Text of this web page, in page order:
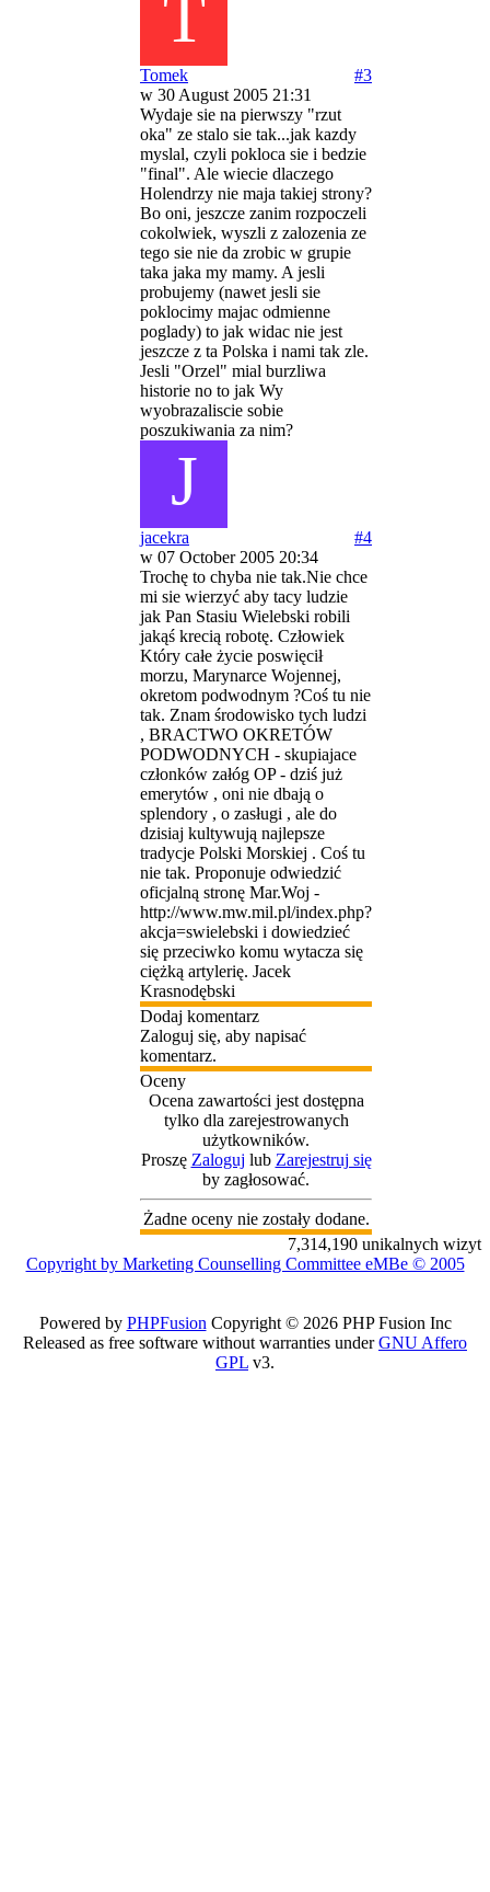
T
#3
Tomek
w 30 August 2005 21:31
Wydaje sie na pierwszy "rzut
oka" ze stalo sie tak...jak kazdy
myslal, czyli pokloca sie i bedzie
"final". Ale wiecie dlaczego
Holendrzy nie maja takiej strony?
Bo oni, jeszcze zanim rozpoczeli
cokolwiek, wyszli z zalozenia ze
tego sie nie da zrobic w grupie
taka jaka my mamy. A jesli
probujemy (nawet jesli sie
poklocimy majac odmienne
poglady) to jak widac nie jest
jeszcze z ta Polska i nami tak zle.
Jesli "Orzel" mial burzliwa
historie no to jak Wy
wyobrazaliscie sobie
poszukiwania za nim?
J
#4
jacekra
w 07 October 2005 20:34
Trochę to chyba nie tak.Nie chce
mi sie wierzyć aby tacy ludzie
jak Pan Stasiu Wielebski robili
jakąś krecią robotę. Człowiek
Który całe życie poswięcił
morzu, Marynarce Wojennej,
okretom podwodnym ?Coś tu nie
tak. Znam środowisko tych ludzi
, BRACTWO OKRETÓW
PODWODNYCH - skupiajace
członków załóg OP - dziś już
emerytów , oni nie dbają o
splendory , o zasługi , ale do
dzisiaj kultywują najlepsze
tradycje Polski Morskiej . Coś tu
nie tak. Proponuje odwiedzić
oficjalną stronę Mar.Woj -
http://www.mw.mil.pl/index.php?
akcja=swielebski i dowiedzieć
się przeciwko komu wytacza się
ciężką artylerię. Jacek
Krasnodębski
Dodaj komentarz
Zaloguj się, aby napisać
komentarz.
Oceny
Ocena zawartości jest dostępna
tylko dla zarejestrowanych
użytkowników.
Proszę Zaloguj lub Zarejestruj się
by zagłosować.
Żadne oceny nie zostały dodane.
7,314,190 unikalnych wizyt
Copyright by Marketing Counselling Committee eMBe © 2005
Powered by PHPFusion Copyright © 2026 PHP Fusion Inc
Released as free software without warranties underGNU Affero
GPL v3.